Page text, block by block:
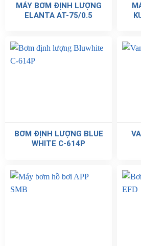
MÁY BƠM ĐỊNH LƯỢNG
ELANTA AT-75/0.5
BƠM ĐỊNH LƯỢNG BLUE
WHITE C-614P